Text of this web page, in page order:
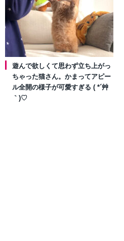
遊んで欲しくて思わず立ち上がっ
ちゃった猫さん。かまってアピー
ル全開の様子が可愛すぎる ( *´艸
｀)♡